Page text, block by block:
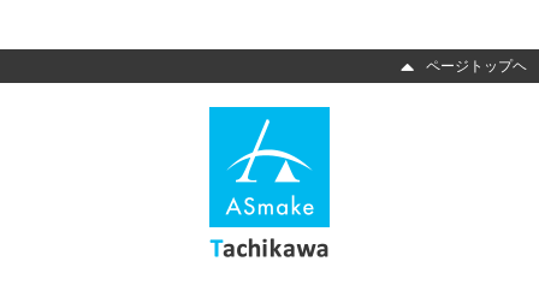
ページトップヘ